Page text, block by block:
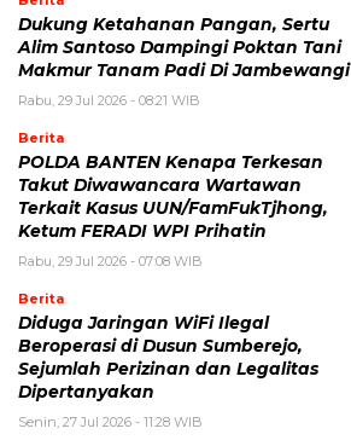
Dukung Ketahanan Pangan, Sertu
Alim Santoso Dampingi Poktan Tani
Makmur Tanam Padi Di Jambewangi
Rabu, 29 Jul 2026 - 08:21 WIB
Berita
POLDA BANTEN Kenapa Terkesan
Takut Diwawancara Wartawan
Terkait Kasus UUN/FamFukTjhong,
Ketum FERADI WPI Prihatin
Rabu, 29 Jul 2026 - 07:08 WIB
Berita
Diduga Jaringan WiFi Ilegal
Beroperasi di Dusun Sumberejo,
Sejumlah Perizinan dan Legalitas
Dipertanyakan
Senin, 27 Jul 2026 - 11:28 WIB